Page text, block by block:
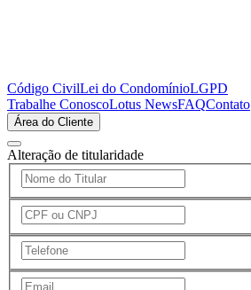
Código CivilLei do CondomínioLGPD
Trabalhe ConoscoLotus NewsFAQContato
Área do Cliente
Alteração de titularidade